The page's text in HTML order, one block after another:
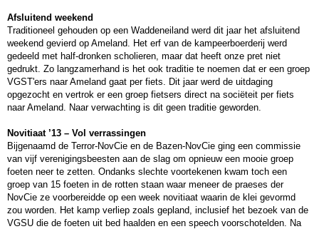
Afsluitend weekend
Traditioneel gehouden op een Waddeneiland werd dit jaar het afsluitend
weekend gevierd op Ameland. Het erf van de kampeerboerderij werd
gedeeld met half-dronken scholieren, maar dat heeft onze pret niet
gedrukt. Zo langzamerhand is het ook traditie te noemen dat er een groep
VGST'ers naar Ameland gaat per fiets. Dit jaar werd de uitdaging
opgezocht en vertrok er een groep fietsers direct na sociëteit per fiets
naar Ameland. Naar verwachting is dit geen traditie geworden.
Novitiaat ’13 – Vol verrassingen
Bijgenaamd de Terror-NovCie en de Bazen-NovCie ging een commissie
van vijf verenigingsbeesten aan de slag om opnieuw een mooie groep
foeten neer te zetten. Ondanks slechte voortekenen kwam toch een
groep van 15 foeten in de rotten staan waar meneer de praeses der
NovCie ze voorbereidde op een week novitiaat waarin de klei gevormd
zou worden. Het kamp verliep zoals gepland, inclusief het bezoek van de
VGSU die de foeten uit bed haalden en een speech voorschotelden. Na